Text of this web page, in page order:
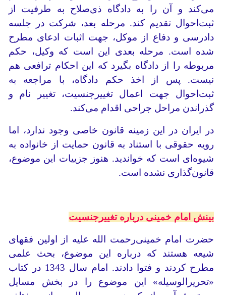
می‌کند و آن را به دادگاه ذی‌صلاح به طرفیت از
ثبت‌احوال تقدیم کند. مرحله بعد، شرکت در جلسه
دادرسی و دفاع از موکل، جهت اثبات ادعای مطرح
شده است. مرحله بعدی این است که وکیل، حکم
مربوطه را از دادگاه بگیرد که این احکام ترافعی هم
نیست. پس از اخذ حکم دادگاه، با مراجعه به
ثبت‌احوال جهت اعمال تغییر‌جنسیت، تغییر نام و
گذراندن مراحل جراحی اقدام می‌کند.
در ایران در این زمینه قانون خاصی وجود ندارد، اما
رویه حقوقی با استناد به قانون حمایت از خانواده به
شیوه‌‌ای است که خواندید. هنوز جزییات این موضوع،
قانون‌گذاری نشده است.
بینش امام خمینی درباره تغییر‌جنسیت
حضرت امام خمینی‌رحمت الله علیه از اولین فقهای
شیعه هستند که درباره این موضوع، بحث علمی
مطرح کردند و فتوا دادند. امام سال 1343 در کتاب
«تحریرالوسیله» این موضوع را در بخش مسایل